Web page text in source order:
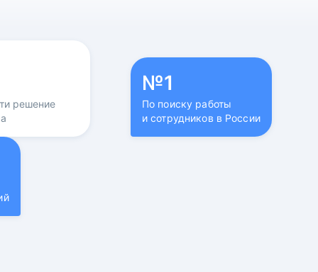
решение
№1
По поиску работы
и сотрудников в России